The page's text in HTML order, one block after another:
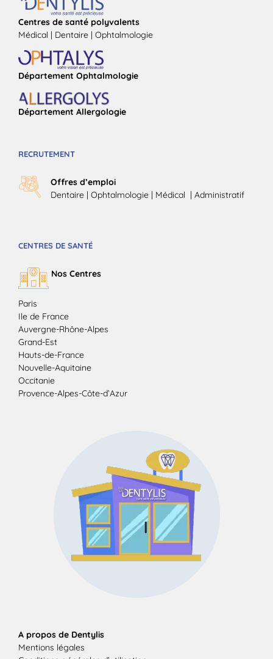
Centres de santé polyvalents
Médical | Dentaire | Ophtalmologie
Département Ophtalmologie
Département Allergologie
RECRUTEMENT
Offres d’emploi
Dentaire | Ophtalmologie | Médical | Administratif
CENTRES DE SANTÉ
Nos Centres
Paris
Ile de France
Auvergne-Rhône-Alpes
Grand-Est
Hauts-de-France
Nouvelle-Aquitaine
Occitanie
Provence-Alpes-Côte-d’Azur
A propos de Dentylis
Mentions légales